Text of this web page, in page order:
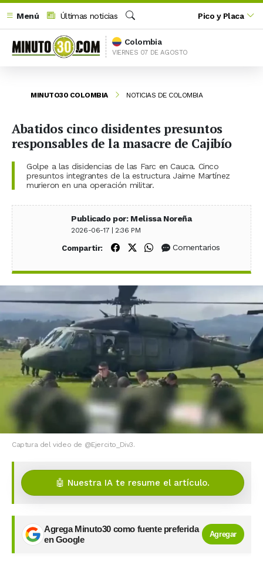
Menú
Últimas noticias
Buscar
Pico y Placa
Colombia
VIERNES 07 DE AGOSTO
MINUTO30 COLOMBIA NOTICIAS DE COLOMBIA
Abatidos cinco disidentes presuntos
responsables de la masacre de Cajibío
Golpe a las disidencias de las Farc en Cauca. Cinco
presuntos integrantes de la estructura Jaime Martínez
murieron en una operación militar.
Publicado por: Melissa Noreña
2026-06-17 | 2:36 PM
Compartir: Compartir en Facebook
Compartir en X (Twitter)
Compartir en WhatsApp
Comentarios
Captura del video de @Ejercito_Div3.
🤖 Nuestra IA te resume el artículo.
Agrega Minuto30 como fuente preferida
en Google
Agregar